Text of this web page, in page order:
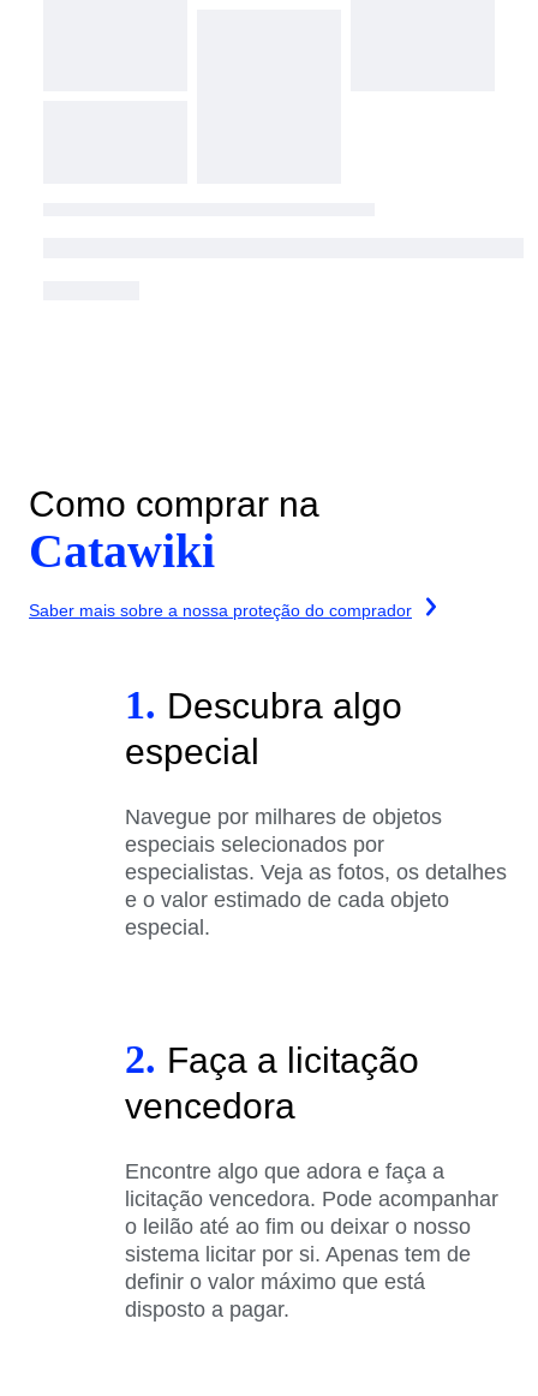
Como comprar na
Catawiki
Saber mais sobre a nossa proteção do comprador
1. Descubra algo
especial
Navegue por milhares de objetos
especiais selecionados por
especialistas. Veja as fotos, os detalhes
e o valor estimado de cada objeto
especial.
2. Faça a licitação
vencedora
Encontre algo que adora e faça a
licitação vencedora. Pode acompanhar
o leilão até ao fim ou deixar o nosso
sistema licitar por si. Apenas tem de
definir o valor máximo que está
disposto a pagar.